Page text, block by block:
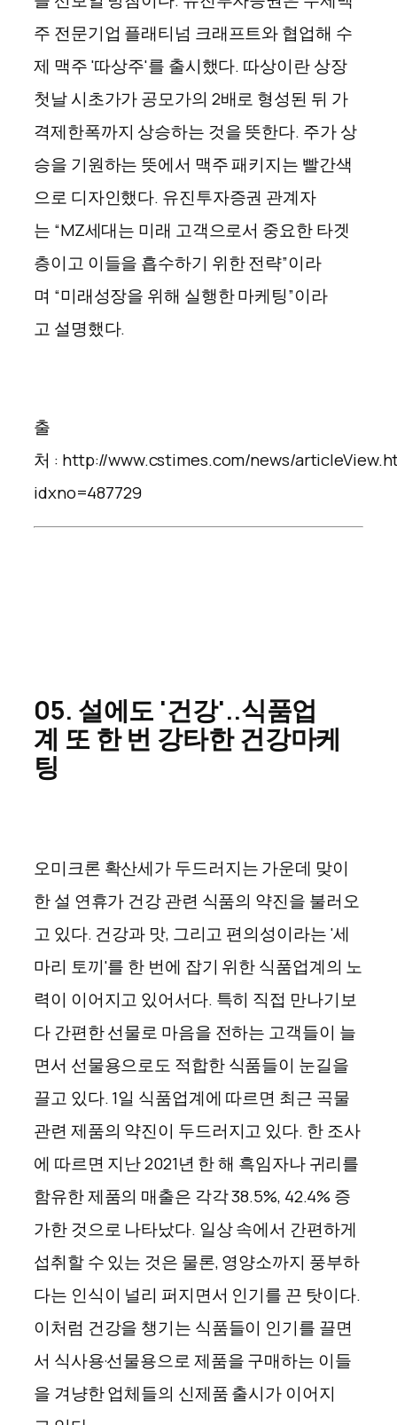
주 전문기업 플래티넘 크래프트와 협업해 수
제 맥주 '따상주'를 출시했다. 따상이란 상장
첫날 시초가가 공모가의 2배로 형성된 뒤 가
격제한폭까지 상승하는 것을 뜻한다. 주가 상
승을 기원하는 뜻에서 맥주 패키지는 빨간색
으로 디자인했다. 유진투자증권 관계자
는 “MZ세대는 미래 고객으로서 중요한 타겟
층이고 이들을 흡수하기 위한 전략”이라
며 “미래성장을 위해 실행한 마케팅”이라
고 설명했다.
출
처 : http://www.cstimes.com/news/
idxno=487729
05. 설에도 '건강'..식품업
계 또 한 번 강타한 건강마케
팅
오미크론 확산세가 두드러지는 가운데 맞이
한 설 연휴가 건강 관련 식품의 약진을 불러오
고 있다. 건강과 맛, 그리고 편의성이라는 '세
마리 토끼'를 한 번에 잡기 위한 식품업계의 노
력이 이어지고 있어서다. 특히 직접 만나기보
다 간편한 선물로 마음을 전하는 고객들이 늘
면서 선물용으로도 적합한 식품들이 눈길을
끌고 있다. 1일 식품업계에 따르면 최근 곡물
관련 제품의 약진이 두드러지고 있다. 한 조사
에 따르면 지난 2021년 한 해 흑임자나 귀리를
함유한 제품의 매출은 각각 38.5%, 42.4% 증
가한 것으로 나타났다. 일상 속에서 간편하게
섭취할 수 있는 것은 물론, 영양소까지 풍부하
다는 인식이 널리 퍼지면서 인기를 끈 탓이다.
이처럼 건강을 챙기는 식품들이 인기를 끌면
서 식사용·선물용으로 제품을 구매하는 이들
을 겨냥한 업체들의 신제품 출시가 이어지